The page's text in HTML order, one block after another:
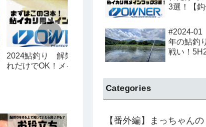
2024鮎釣り 解禁準備① こ
れだけでOK！メインフック3
#2024-01 【山梨県桂川
3選！【鈎
#2024-01
年の鮎釣
戦い！
Categories
【番外編】まっちゃん